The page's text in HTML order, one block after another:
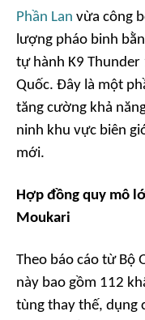
Phần Lan vừa công
lượng pháo binh
tự hành K9 Thunder
Quốc. Đây là một
tăng cường khả
ninh khu vực biên
mới.
Hợp đồng quy mô
Moukari
Theo báo cáo từ Bộ
này bao gồm 112
tùng thay thế, dụng